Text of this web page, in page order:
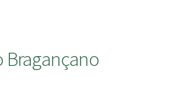
Bragançano